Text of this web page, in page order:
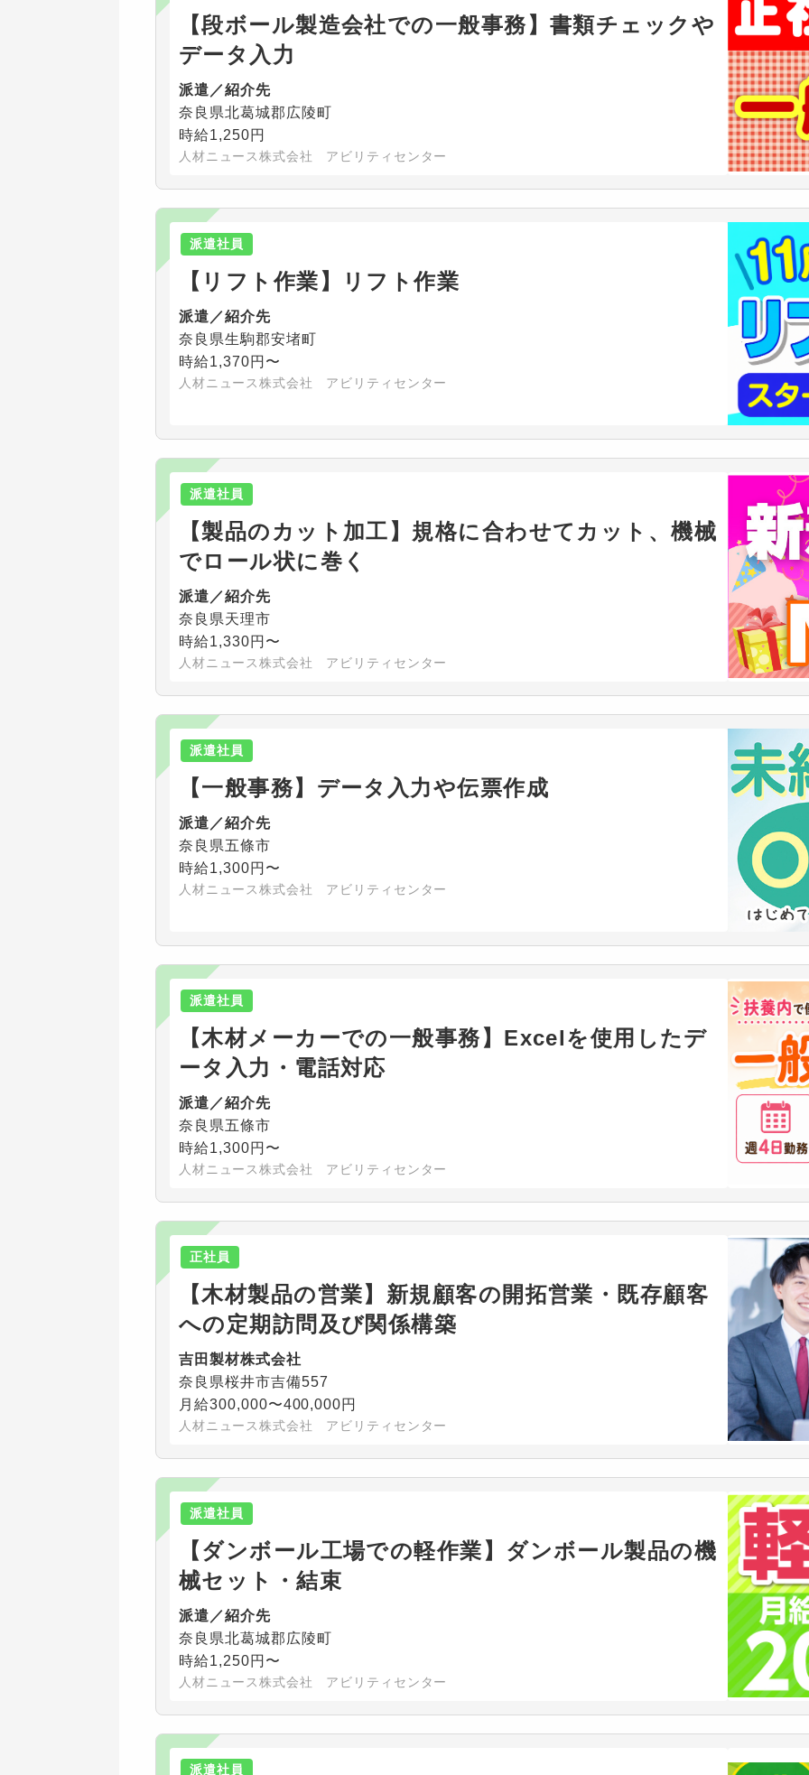
【段ボール製造会社での一般事務】書類チェックや
データ入力
派遣／紹介先
奈良県北葛城郡広陵町
時給1,250円
人材ニュース株式会社 アビリティセンター
派遣社員
【リフト作業】リフト作業
派遣／紹介先
奈良県生駒郡安堵町
時給1,370円〜
人材ニュース株式会社 アビリティセンター
派遣社員
【製品のカット加工】規格に合わせてカット、機械
でロール状に巻く
派遣／紹介先
奈良県天理市
時給1,330円〜
人材ニュース株式会社 アビリティセンター
派遣社員
【一般事務】データ入力や伝票作成
派遣／紹介先
奈良県五條市
時給1,300円〜
人材ニュース株式会社 アビリティセンター
派遣社員
【木材メーカーでの一般事務】Excelを使用したデ
ータ入力・電話対応
派遣／紹介先
奈良県五條市
時給1,300円〜
人材ニュース株式会社 アビリティセンター
正社員
【木材製品の営業】新規顧客の開拓営業・既存顧客
への定期訪問及び関係構築
吉田製材株式会社
奈良県桜井市吉備557
月給300,000〜400,000円
人材ニュース株式会社 アビリティセンター
派遣社員
【ダンボール工場での軽作業】ダンボール製品の機
械セット・結束
派遣／紹介先
奈良県北葛城郡広陵町
時給1,250円〜
人材ニュース株式会社 アビリティセンター
派遣社員